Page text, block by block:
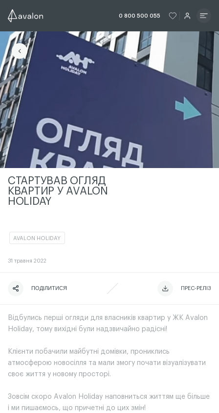
0 800 500 055 ЧИТАТИ ІСТОРІЮ
ЧИТАТИ
ЧИТАТИ ІСТОРІЮ
СТАРТУВАВ ОГЛЯД
КВАРТИР У AVALON
HOLIDAY
AVALON HOLIDAY
31 травня 2022
ЧИТАТИ ІСТОРІЮ
ПОДІЛИТИСЯ ПРЕС-РЕЛІЗ
ЧИТАТИ ІСТОРІЮ
Відбулись перші огляди для власників квартир у ЖК Avalon
Holiday, тому вихідні були надзвичайно радісні!
Клієнти побачили майбутні домівки, прониклись
атмосферою новосілля та мали змогу почати візуалізувати
своє життя у новому просторі.
Зовсім скоро Avalon Holiday наповниться життям ще більше
і ми пишаємось, що причетні до цих змін!